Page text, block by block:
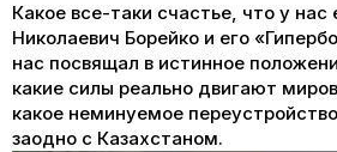
Какое все-таки счастье, что у
Николаевич Борейко и его
нас посвящал в истинное
какие силы реально двигают
какое неминуемое
заодно с Казахстаном.